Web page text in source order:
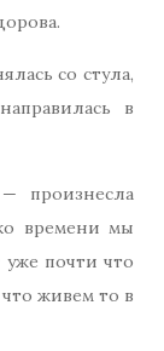
со стула,
в
произнесла
времени мы
уже почти что
живем то в